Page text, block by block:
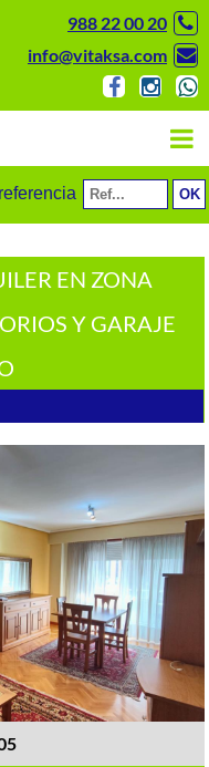
988 22 00 20
info@vitaksa.com
EN ZONA
Y GARAJE